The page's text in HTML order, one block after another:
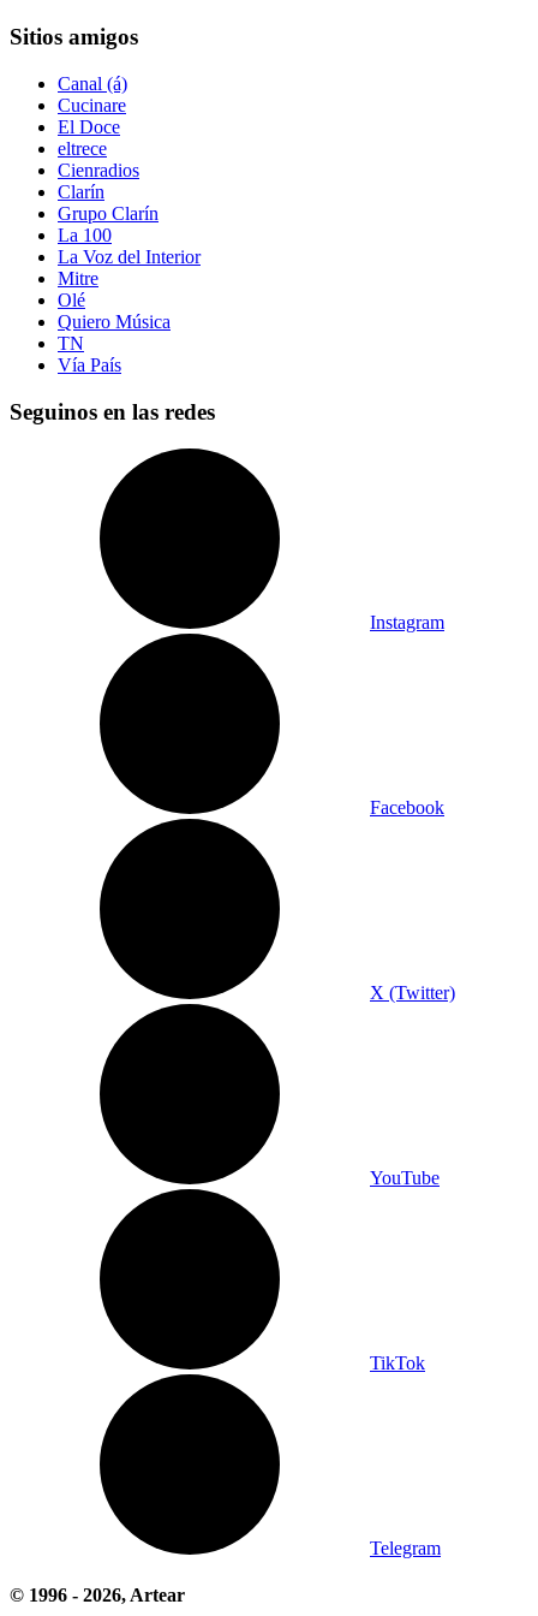
Sitios amigos
Canal (á)
Cucinare
El Doce
eltrece
Cienradios
Clarín
Grupo Clarín
La 100
La Voz del Interior
Mitre
Olé
Quiero Música
TN
Vía País
Seguinos en las redes
Instagram
Facebook
X (Twitter)
YouTube
TikTok
Telegram
© 1996 - 2026, Artear